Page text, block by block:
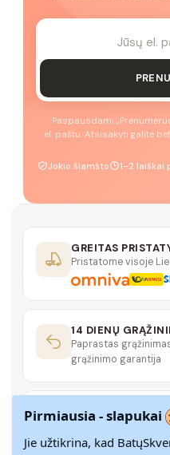
Paspausdami
el. paštu. Atsisakyti galite
Jokio šlamšto 1–2 laiškai
GREITAS
Pristatome visoje
14 DIENŲ
Paprastas
grąžinimo garantija
SAUGUS
SSL šifravimas
saugumo lygį
Pirmiausia - slapukai
Jie užtikrina, kad